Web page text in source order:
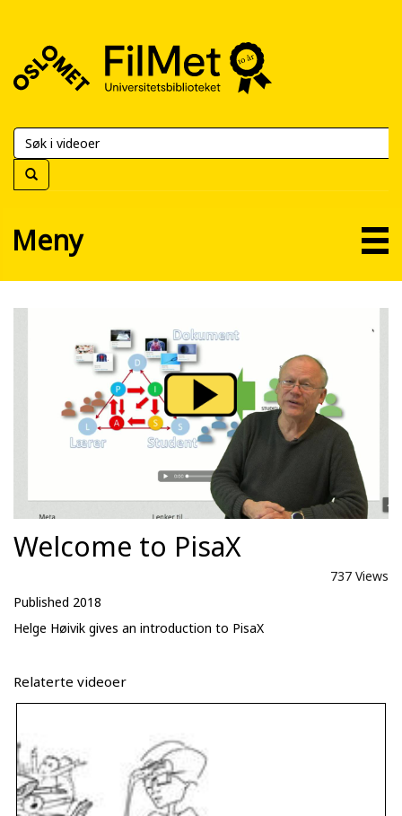
FilMet
Universitetsbiblioteket
Meny
Welcome to PisaX
737 Views
Published 2018
Helge Høivik gives an introduction to PisaX
Relaterte videoer